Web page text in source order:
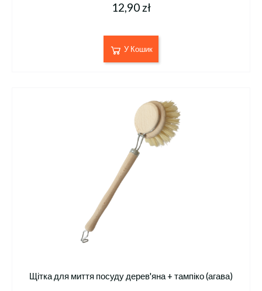
12,90 zł
У Кошик
Щітка для миття посуду дерев'яна + тампіко (агава)